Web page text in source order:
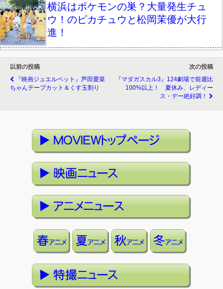
横浜はポケモンの巣？大量発生チュ
ウ！のピカチュウと松岡茉優が大行
進！
以前の投稿
『映画ジュエルペット』芦田愛菜
ちゃんテープカット＆くす玉割り
次の投稿
『マダガスカル3』124劇場で前週比
100%以上！ 夏休み、レディー
ス・デー絶好調！